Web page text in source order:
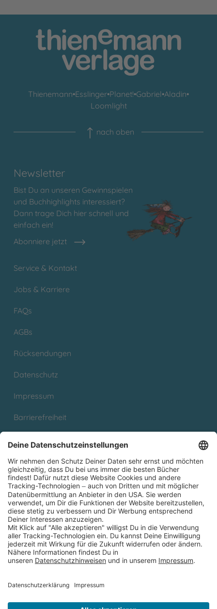
Thienemann•Esslinger•Planet!•Gabriel•Aladin•
Loomlight
nach oben
Newsletter
Bist Du an unseren Gewinnspielen
und Buchhighlights interessiert?
Dann trage Dich hier schnell und
einfach ein!
Abonniere jetzt
Service & Kontakt
Jobs & Karriere
FAQs
AGBs
Rücksendungen
Datenschutz
Impressum
Barrierefreiheit
Partnerprogramm (Affiliate)
Folge uns auf
* Versandkostenfrei ab 9,00 € Bestellwert innerhalb
Deutschlands
** Lieferzeit 1-3 Werktage innerhalb Deutschlands
Thienemann-Esslinger Verlag GmbH, Blumenstraße 36, D-70182